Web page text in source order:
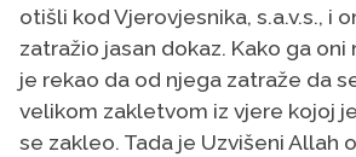
otišli kod Vjerovjesnika, s.a.v.s., i
zatražio jasan dokaz. Kako ga oni
je rekao da od njega zatraže da
velikom zakletvom iz vjere kojoj
se zakleo. Tada je Uzvišeni Allah